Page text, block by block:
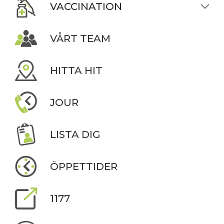
VACCINATION
VÅRT TEAM
HITTA HIT
JOUR
LISTA DIG
ÖPPETTIDER
1177